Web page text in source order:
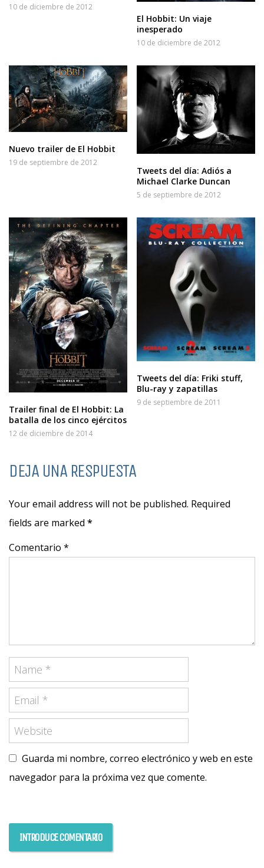
10 de diciembre de 2012
El Hobbit: Un viaje
inesperado
10 de diciembre de 2012
Nuevo trailer de El Hobbit
19 de septiembre de 2012
Tweets del día: Adiós a
Michael Clarke Duncan
5 de septiembre de 2012
Trailer final de El Hobbit: La
batalla de los cinco ejércitos
12 de diciembre de 2014
Tweets del día: Friki stuff,
Blu-ray y zapatillas
9 de septiembre de 2011
DEJA UNA RESPUESTA
Your email address will not be published. Required
fields are marked *
Comentario *
Guarda mi nombre, correo electrónico y web en este
navegador para la próxima vez que comente.